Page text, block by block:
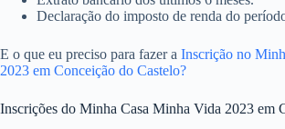
Declaração do imposto de renda do
E o que eu preciso para fazer a Inscrição no
2023 em Conceição do Castelo?
Inscrições do Minha Casa Minha Vida 2023 em